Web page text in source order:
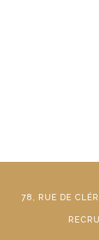
78, RUE DE